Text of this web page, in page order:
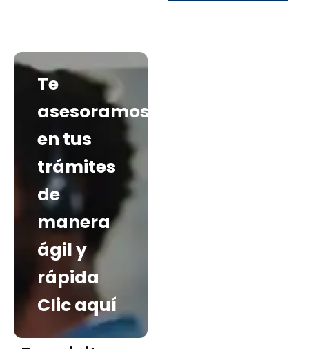
Te
asesoramos
en tus
trámites
de
manera
ágil y
rápida
Clic aquí